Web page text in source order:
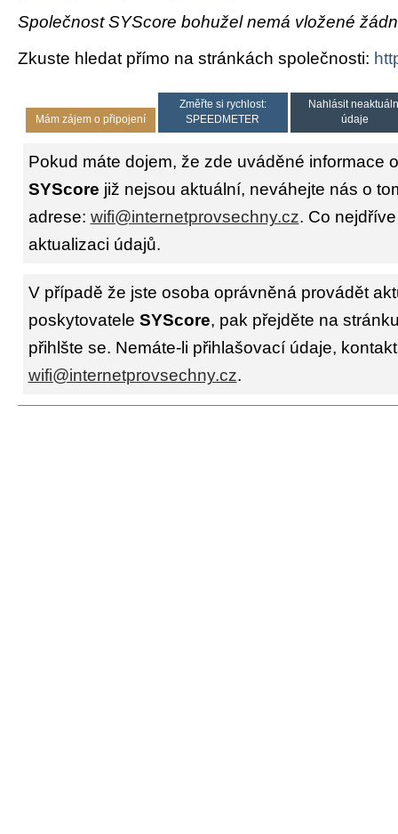
Společnost SYScore bohužel nemá vložené
Zkuste hledat přímo na stránkách společnosti:
Mám zájem o připojení
Změřte si rychlost:
SPEEDMETER
Nahlásit
údaje
Pokud máte dojem, že zde uváděné informace
SYScore již nejsou aktuální, neváhejte nás o
adrese: wifi@internetprovsechny.cz. Co
aktualizaci údajů.
V případě že jste osoba oprávněná provádět
poskytovatele SYScore, pak přejděte na
přihlšte se. Nemáte-li přihlašovací údaje,
wifi@internetprovsechny.cz.